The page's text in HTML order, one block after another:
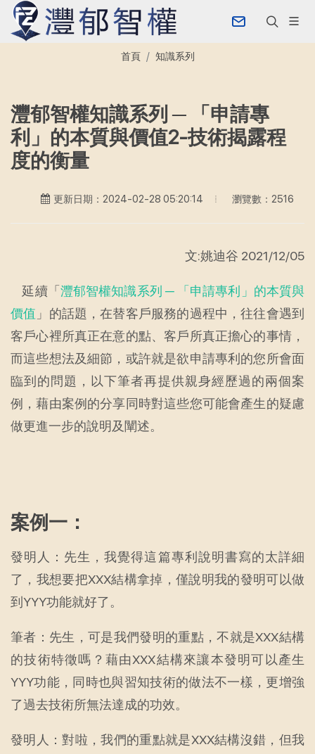
首頁 知識系列
灃郁智權知識系列 ─ 「申請專
利」的本質與價值2-技術揭露程
度的衡量
更新日期：2024-02-28 05:20:14 瀏覽數：2516
文:姚迪谷 2021/12/05
延續「 灃郁智權知識系列 ─ 「申請專利」的本質與
價值 」的話題，在替客戶服務的過程中，往往會遇到
客戶心裡所真正在意的點、客戶所真正擔心的事情，
而這些想法及細節，或許就是欲申請專利的您所會面
臨到的問題，以下筆者再提供親身經歷過的兩個案
例，藉由案例的分享同時對這些您可能會產生的疑慮
做更進一步的說明及闡述。
案例一：
發明人：先生，我覺得這篇專利說明書寫的太詳細
了，我想要把XXX結構拿掉，僅說明我的發明可以做
到YYY功能就好了。
筆者：先生，可是我們發明的重點，不就是XXX結構
的技術特徵嗎？藉由XXX結構來讓本發明可以產生
YYY功能，同時也與習知技術的做法不一樣，更增強
了過去技術所無法達成的功效。
發明人：對啦，我們的重點就是XXX結構沒錯，但我